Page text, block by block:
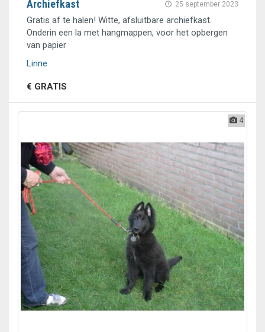
25 september 2023
Archiefkast
Gratis af te halen! Witte, afsluitbare archiefkast.
Onderin een la met hangmappen, voor het opbergen
van papier
Linne
€ GRATIS
4